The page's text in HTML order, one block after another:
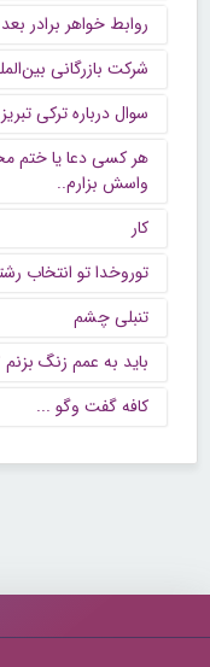
روابط خواهر برادر
شرکت بازرگانی
سوال درباره ترکی تبریز
هر کسی دعا یا ختم
واسش بزارم..
کار
توروخدا تو انتخاب
تنبلی چشم
باید به عمم زنگ
كافه گفت وگو ...